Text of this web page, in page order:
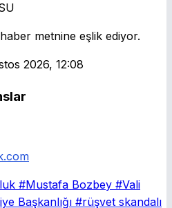
metnine eşlik ediyor.
2026, 12:08
#Mustafa Bozbey #Vali
Başkanlığı #rüşvet skandalı